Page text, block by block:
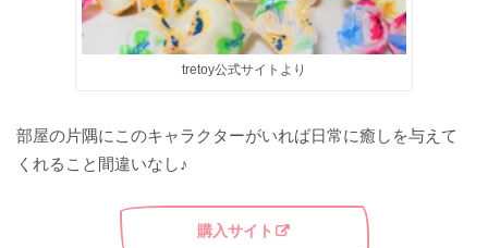
tretoy公式サイトより
部屋の片隅にこのキャラクターがいれば日常に癒しを与えて
くれること間違いなし♪
購入サイト